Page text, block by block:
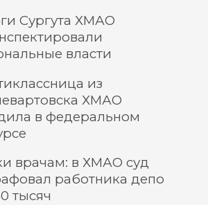
Сургута ХМАО
власти
из
ХМАО
в федеральном
врачам: в ХМАО суд
работника депо
тысяч